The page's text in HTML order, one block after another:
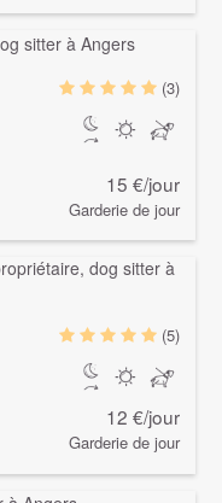
(3)
15 €/jour
Garderie de jour
(5)
12 €/jour
Garderie de jour